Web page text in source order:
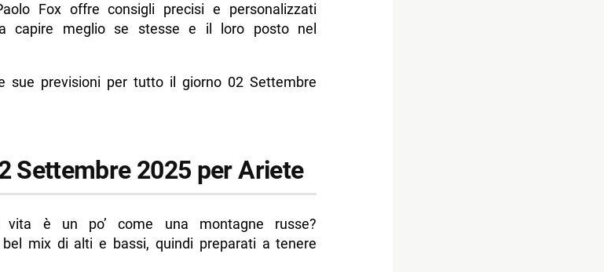
2025 per Bilancia
2025 per Scorpione
per Capricorno
Fox offre consigli precisi e personalizzati
capire meglio se stesse e il loro posto nel
sue previsioni per tutto il giorno 02 Settembre
Settembre 2025 per Ariete
è un po’ come una montagne russe?
bel mix di alti e bassi, quindi preparati a tenere